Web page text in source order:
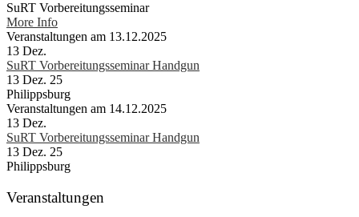
SuRT Vorbereitungsseminar
More Info
Veranstaltungen am 13.12.2025
13 Dez.
SuRT Vorbereitungsseminar Handgun
13 Dez. 25
Philippsburg
Veranstaltungen am 14.12.2025
13 Dez.
SuRT Vorbereitungsseminar Handgun
13 Dez. 25
Philippsburg
Veranstaltungen